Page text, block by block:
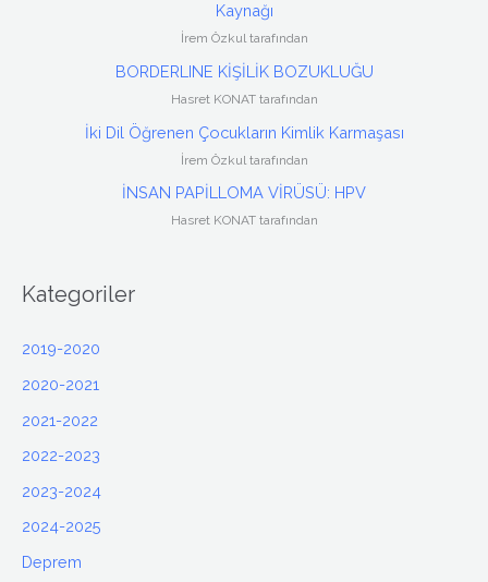
Kaynağı
İrem Özkul tarafından
BORDERLINE KİŞİLİK BOZUKLUĞU
Hasret KONAT tarafından
İki Dil Öğrenen Çocukların Kimlik Karmaşası
İrem Özkul tarafından
İNSAN PAPİLLOMA VİRÜSÜ: HPV
Hasret KONAT tarafından
Kategoriler
2019-2020
2020-2021
2021-2022
2022-2023
2023-2024
2024-2025
Deprem